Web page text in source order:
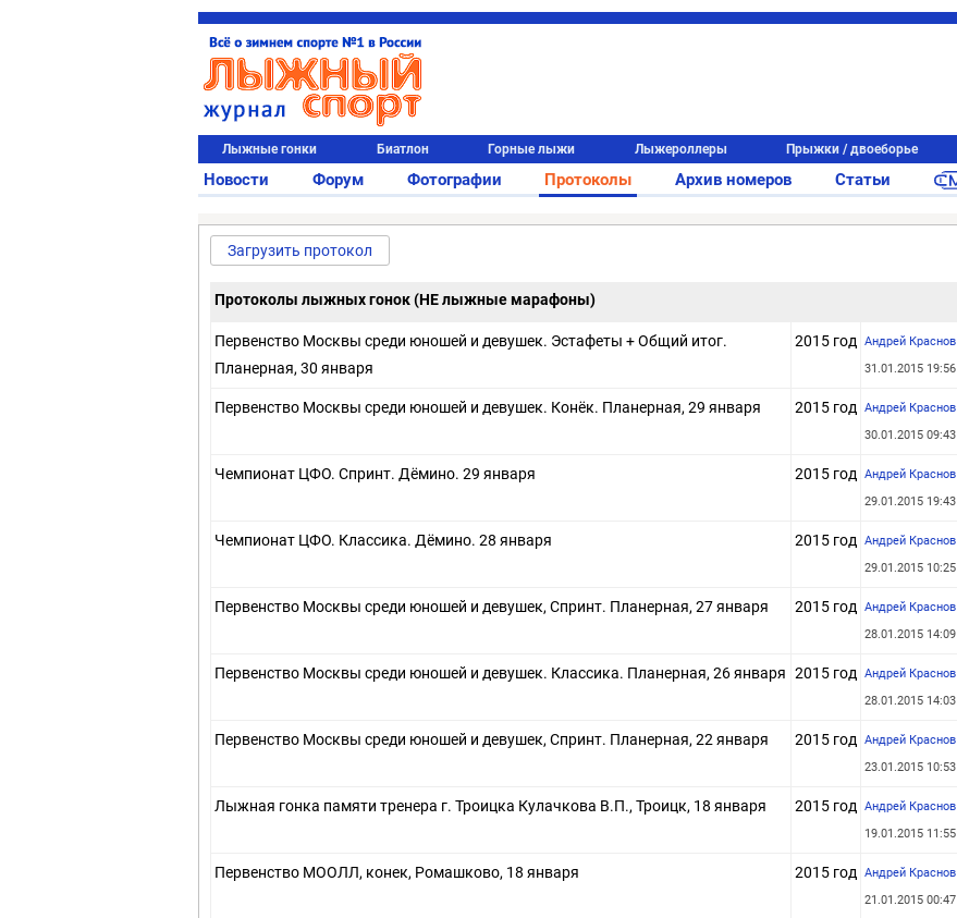
Лыжные гонки Биатлон Горные лыжи Лыжероллеры Прыжки / двоеборье
Новости Форум Фотографии Протоколы Архив номеров Статьи
Загрузить протокол
Протоколы лыжных гонок (НЕ лыжные марафоны)
Первенство Москвы среди юношей и девушек. Эстафеты + Общий итог.
Планерная, 30 января
2015 год
Андрей Краснов
31.01.2015 19:56
Первенство Москвы среди юношей и девушек. Конёк. Планерная, 29 января 2015 год
Андрей Краснов
30.01.2015 09:43
Чемпионат ЦФО. Спринт. Дёмино. 29 января 2015 год
Андрей Краснов
29.01.2015 19:43
Чемпионат ЦФО. Классика. Дёмино. 28 января 2015 год
Андрей Краснов
29.01.2015 10:25
Первенство Москвы среди юношей и девушек, Спринт. Планерная, 27 января 2015 год
Андрей Краснов
28.01.2015 14:09
Первенство Москвы среди юношей и девушек. Классика. Планерная, 26 января 2015 год
Андрей Краснов
28.01.2015 14:03
Первенство Москвы среди юношей и девушек, Спринт. Планерная, 22 января 2015 год
Андрей Краснов
23.01.2015 10:53
Лыжная гонка памяти тренера г. Троицка Кулачкова В.П., Троицк, 18 января 2015 год
Андрей Краснов
19.01.2015 11:55
Первенство МООЛЛ, конек, Ромашково, 18 января 2015 год
Андрей Краснов
21.01.2015 00:47